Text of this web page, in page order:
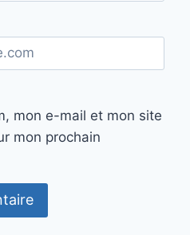
mon e-mail et mon site
mon prochain